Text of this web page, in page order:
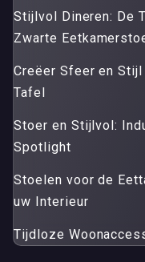
Stijlvol Dineren: De
Zwarte
Creëer Sfeer en
Tafel
Stoer en Stijlvol:
Spotlight
Stoelen voor de
uw Interieur
Tijdloze